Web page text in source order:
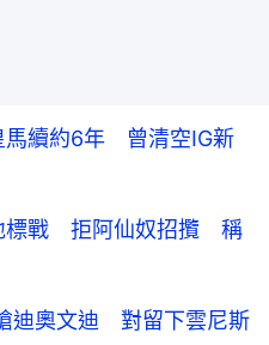
馬續約6年 曾清空IG新
標戰 拒阿仙奴招攬 稱
迪奧文迪 對留下雲尼斯